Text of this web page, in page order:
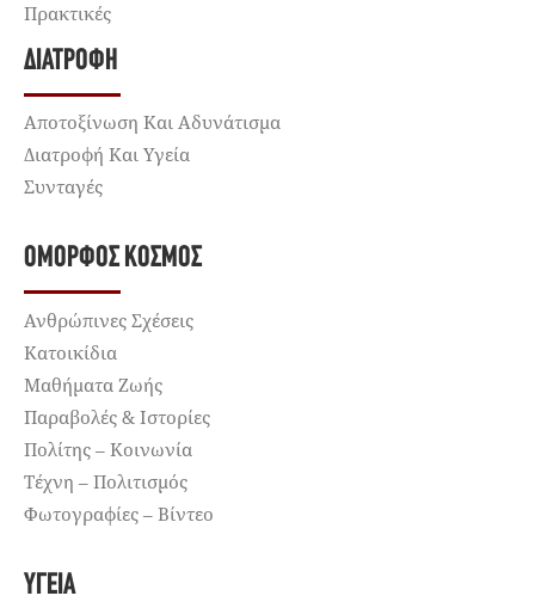
Πρακτικές
ΔΙΑΤΡΟΦΉ
Αποτοξίνωση Και Αδυνάτισμα
Διατροφή Και Υγεία
Συνταγές
ΌΜΟΡΦΟΣ ΚΌΣΜΟΣ
Ανθρώπινες Σχέσεις
Κατοικίδια
Μαθήματα Ζωής
Παραβολές & Ιστορίες
Πολίτης – Κοινωνία
Τέχνη – Πολιτισμός
Φωτογραφίες – Βίντεο
ΥΓΕΊΑ